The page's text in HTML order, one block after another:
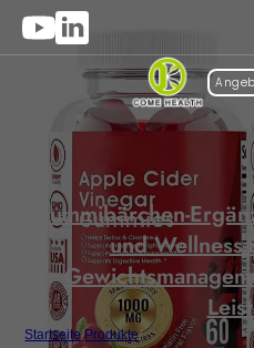
Gummibärchen-
und
Startseite/Produkte/